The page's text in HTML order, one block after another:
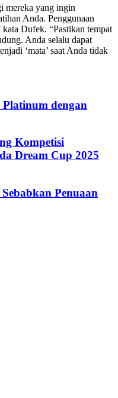
mereka yang ingin
Anda. Penggunaan
Dufek. “Pastikan tempat
Anda selalu dapat
‘mata’ saat Anda tidak
dengan
Kompetisi
Dream Cup 2025
Penuaan